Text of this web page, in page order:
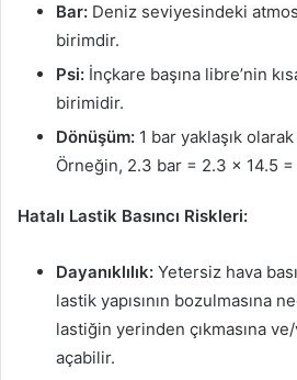
Bar: Deniz seviyesindeki
birimdir.
Psi: İnçkare başına libre’nin
birimidir.
Dönüşüm: 1 bar yaklaşık
Örneğin, 2.3 bar = 2.3 x 14.5
Hatalı Lastik Basıncı Riskleri:
Dayanıklılık: Yetersiz hava
lastik yapısının bozulmasına
lastiğin yerinden çıkmasına
açabilir.